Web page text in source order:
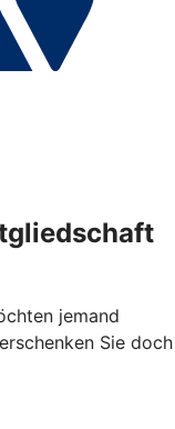
jemand
Sie doch